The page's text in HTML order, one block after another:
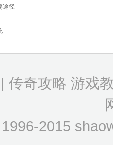
途径
| 传奇攻略 游戏
2015